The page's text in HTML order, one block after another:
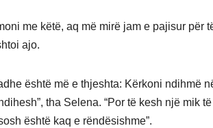
me këtë, aq më mirë jam e pajisur për
ajo.
është më e thjeshta: Kërkoni ndihmë
tha Selena. “Por të kesh një mik
është kaq e rëndësishme”.